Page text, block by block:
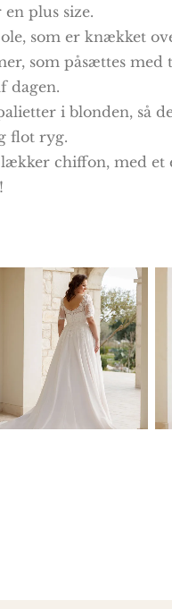
plus size.
som er knækket
som påsættes
dagen.
i blonden, så
flot ryg.
chiffon, med et